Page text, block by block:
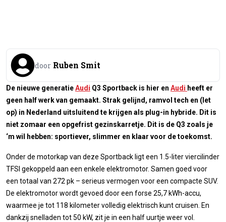
door Ruben Smit
De nieuwe generatieAudi Q3 Sportback is hier en Audi heeft er
geen half werk van gemaakt. Strak gelijnd, ramvol tech en (let
op) in Nederland uitsluitend te krijgen als plug-in hybride. Dit is
niet zomaar een opgefrist gezinskarretje. Dit is de Q3 zoals je
‘m wil hebben: sportiever, slimmer en klaar voor de toekomst.
Onder de motorkap van deze Sportback ligt een 1.5-liter viercilinder
TFSI gekoppeld aan een enkele elektromotor. Samen goed voor
een totaal van 272 pk – serieus vermogen voor een compacte SUV.
De elektromotor wordt gevoed door een forse 25,7 kWh-accu,
waarmee je tot 118 kilometer volledig elektrisch kunt cruisen. En
dankzij snelladen tot 50 kW, zit je in een half uurtje weer vol.